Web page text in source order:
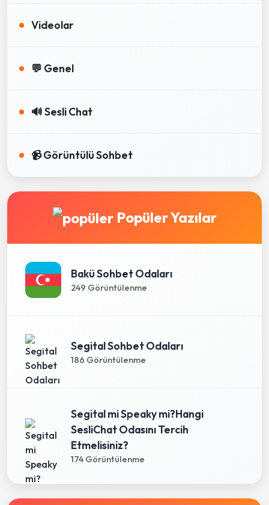
Videolar
💬 Genel
🔊 Sesli Chat
📹 Görüntülü Sohbet
Popüler Yazılar
Bakü Sohbet Odaları
249 Görüntülenme
Segital Sohbet Odaları
186 Görüntülenme
Segital mi Speaky mi?Hangi
SesliChat Odasını Tercih
Etmelisiniz?
174 Görüntülenme